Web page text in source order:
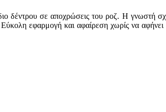
δέντρου σε αποχρώσεις του ροζ. Η γνωστή
εφαρμογή και αφαίρεση χωρίς να